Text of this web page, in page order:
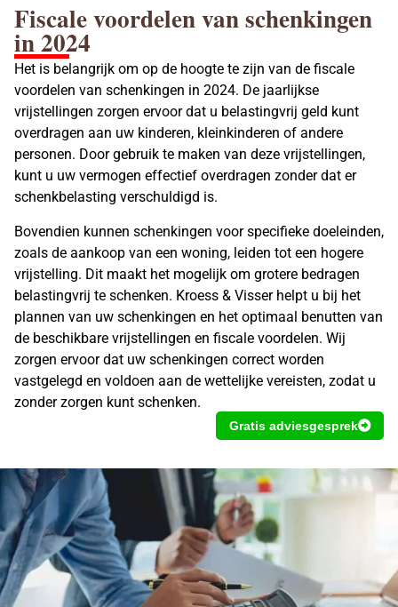
Fiscale voordelen van schenkingen
in 2024
Het is belangrijk om op de hoogte te zijn van de fiscale
voordelen van schenkingen in 2024. De jaarlijkse
vrijstellingen zorgen ervoor dat u belastingvrij geld kunt
overdragen aan uw kinderen, kleinkinderen of andere
personen. Door gebruik te maken van deze vrijstellingen,
kunt u uw vermogen effectief overdragen zonder dat er
schenkbelasting verschuldigd is.
Bovendien kunnen schenkingen voor specifieke doeleinden,
zoals de aankoop van een woning, leiden tot een hogere
vrijstelling. Dit maakt het mogelijk om grotere bedragen
belastingvrij te schenken. Kroess & Visser helpt u bij het
plannen van uw schenkingen en het optimaal benutten van
de beschikbare vrijstellingen en fiscale voordelen. Wij
zorgen ervoor dat uw schenkingen correct worden
vastgelegd en voldoen aan de wettelijke vereisten, zodat u
zonder zorgen kunt schenken.
Gratis adviesgesprek